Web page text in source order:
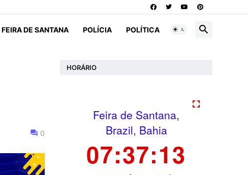
FEIRA DE SANTANA POLÍCIA POLÍTICA
0
HORÁRIO